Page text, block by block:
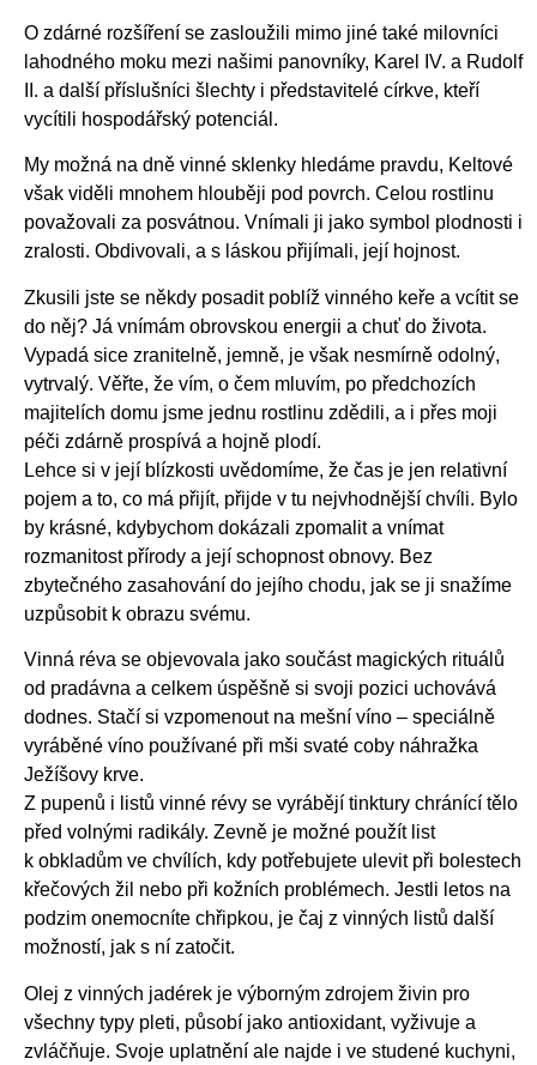
O zdárné rozšíření se zasloužili mimo jiné také milovníci
lahodného moku mezi našimi panovníky, Karel IV. a Rudolf
II. a další příslušníci šlechty i představitelé církve, kteří
vycítili hospodářský potenciál.
My možná na dně vinné sklenky hledáme pravdu, Keltové
však viděli mnohem hlouběji pod povrch. Celou rostlinu
považovali za posvátnou. Vnímali ji jako symbol plodnosti i
zralosti. Obdivovali, a s láskou přijímali, její hojnost.
Zkusili jste se někdy posadit poblíž vinného keře a vcítit se
do něj? Já vnímám obrovskou energii a chuť do života.
Vypadá sice zranitelně, jemně, je však nesmírně odolný,
vytrvalý. Věřte, že vím, o čem mluvím, po předchozích
majitelích domu jsme jednu rostlinu zdědili, a i přes moji
péči zdárně prospívá a hojně plodí.
Lehce si v její blízkosti uvědomíme, že čas je jen relativní
pojem a to, co má přijít, přijde v tu nejvhodnější chvíli. Bylo
by krásné, kdybychom dokázali zpomalit a vnímat
rozmanitost přírody a její schopnost obnovy. Bez
zbytečného zasahování do jejího chodu, jak se ji snažíme
uzpůsobit k obrazu svému.
Vinná réva se objevovala jako součást magických rituálů
od pradávna a celkem úspěšně si svoji pozici uchovává
dodnes. Stačí si vzpomenout na mešní víno – speciálně
vyráběné víno používané při mši svaté coby náhražka
Ježíšovy krve.
Z pupenů i listů vinné révy se vyrábějí tinktury chránící tělo
před volnými radikály. Zevně je možné použít list
k obkladům ve chvílích, kdy potřebujete ulevit při bolestech
křečových žil nebo při kožních problémech. Jestli letos na
podzim onemocníte chřipkou, je čaj z vinných listů další
možností, jak s ní zatočit.
Olej z vinných jadérek je výborným zdrojem živin pro
všechny typy pleti, působí jako antioxidant, vyživuje a
zvláčňuje. Svoje uplatnění ale najde i ve studené kuchyni,